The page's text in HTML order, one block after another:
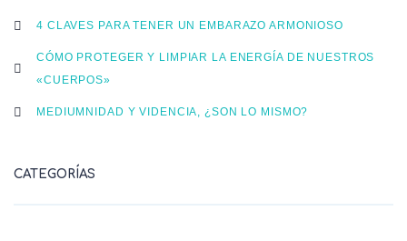
4 CLAVES PARA TENER UN EMBARAZO ARMONIOSO
CÓMO PROTEGER Y LIMPIAR LA ENERGÍA DE NUESTROS
«CUERPOS»
MEDIUMNIDAD Y VIDENCIA, ¿SON LO MISMO?
CATEGORÍAS